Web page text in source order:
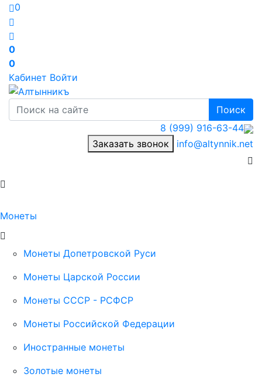
0
0
0
Кабинет Войти
Поиск
8 (999) 916-63-44
Заказать звонок
info@altynnik.net
Монеты
Монеты Допетровской Руси
Монеты Царской России
Монеты СССР - РСФСР
Монеты Российской Федерации
Иностранные монеты
Золотые монеты